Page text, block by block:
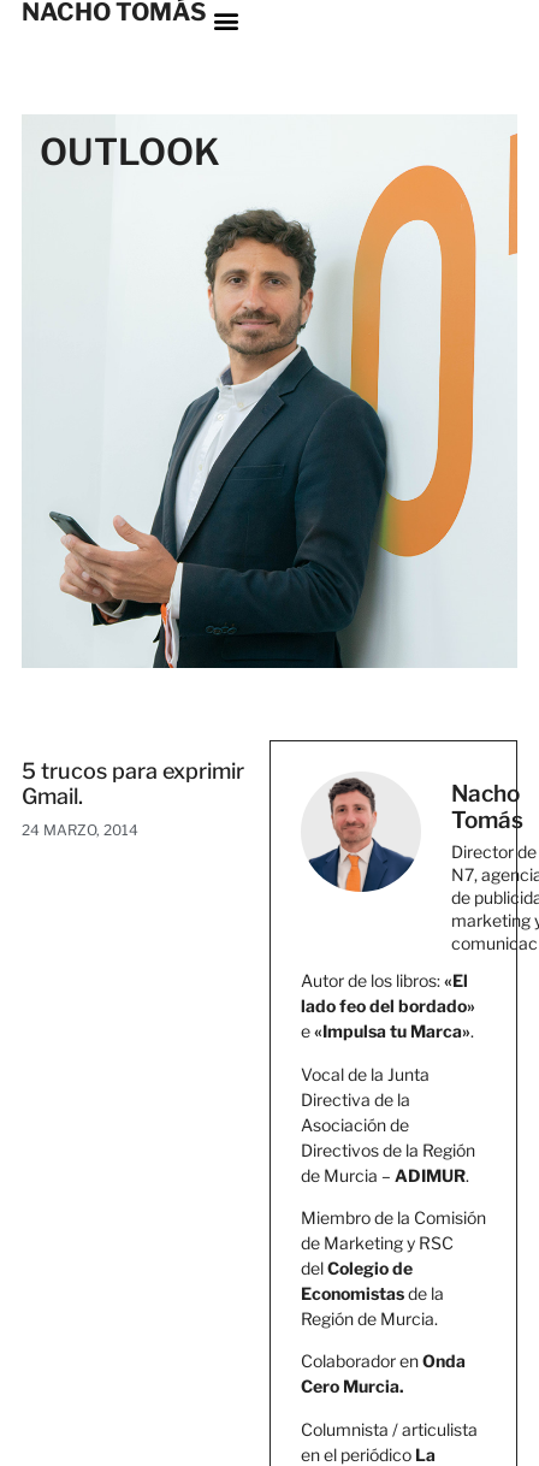
NACHO TOMÁS
OUTLOOK
5 trucos para exprimir
Gmail.
24 MARZO, 2014
Nacho
Tomás
Director de
N7,
de
marketing
Autor de los libros:«El
lado feo del bordado»
e«Impulsa tu Marca».
Vocal de la Junta
Directiva de la
Asociación de
Directivos de la Región
de Murcia – ADIMUR.
Miembro de la Comisión
de Marketing y RSC
delColegio de
Economistasde la
Región de Murcia.
Colaborador enOnda
Cero Murcia.
Columnista / articulista
en el periódico La